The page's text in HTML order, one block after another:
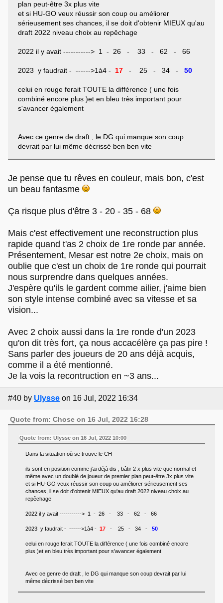
plan peut-être 3x plus vite
et si HU-GO veux réussir son coup ou améliorer
sérieusement ses chances, il se doit d'obtenir MIEUX qu'au
draft 2022 niveau choix au repêchage
2022 il y avait -----------> 1 - 26 - 33 - 62 - 66
2023 y faudrait - ------>1à4 - 17- 25 - 34 - 50
celui en rouge ferait TOUTE la différence ( une fois
combiné encore plus )et en bleu très important pour
s'avancer également
Avec ce genre de draft , le DG qui manque son coup
devrait par lui même décrissé ben ben vite
Je pense que tu rêves en couleur, mais bon, c'est
un beau fantasme
Ça risque plus d'être 3 - 20 - 35 - 68
Mais c'est effectivement une reconstruction plus
rapide quand t'as 2 choix de 1re ronde par année.
Présentement, Mesar est notre 2e choix, mais on
oublie que c'est un choix de 1re ronde qui pourrait
nous surprendre dans quelques années.
J'espère qu'ils le gardent comme ailier, j'aime bien
son style intense combiné avec sa vitesse et sa
vision...
Avec 2 choix aussi dans la 1re ronde d'un 2023
qu'on dit très fort, ça nous accacélère ça pas pire !
Sans parler des joueurs de 20 ans déjà acquis,
comme il a été mentionné.
Je la vois la recontruction en ~3 ans...
#40 by Ulysse on 16 Jul, 2022 16:34
Quote from: Chose on 16 Jul, 2022 16:28
Quote from: Ulysse on 16 Jul, 2022 10:00
Dans la situation où se trouve le CH
ils sont en position comme j'ai déjà dis , bâtir 2 x plus vite que normal et
même avec un doublé de joueur de premier plan peut-être 3x plus vite
et si HU-GO veux réussir son coup ou améliorer sérieusement ses
chances, il se doit d'obtenir MIEUX qu'au draft 2022 niveau choix au
repêchage
2022 il y avait -----------> 1 - 26 - 33 - 62 - 66
2023 y faudrait - ------>1à4 -17 - 25 - 34 -50
celui en rouge ferait TOUTE la différence ( une fois combiné encore
plus )et en bleu très important pour s'avancer également
Avec ce genre de draft , le DG qui manque son coup devrait par lui
même décrissé ben ben vite